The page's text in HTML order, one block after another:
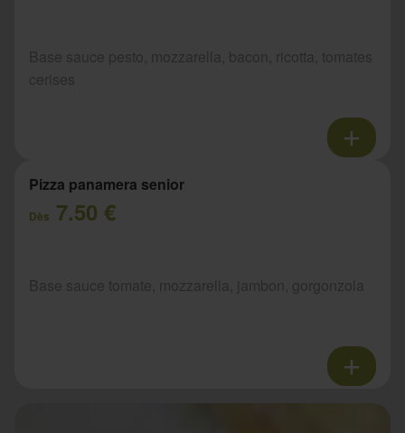
Pizza panamera senior
Dès 7.50 €